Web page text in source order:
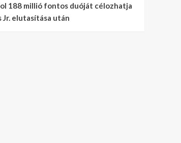
188 millió fontos duóját célozhatja
Jr. elutasítása után